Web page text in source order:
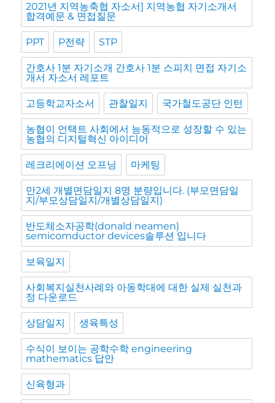
2021년 지역농축협 자소서] 지역농협 자기소개서
합격예문 & 면접질문
PPT P전략 STP
간호사 1분 자기소개 간호사 1분 스피치 면접 자기소
개서 자소서 레포트
고등학교자소서 관찰일지 국가철도공단 인턴
농협이 언택트 사회에서 능동적으로 성장할 수 있는
농협의 디지털혁신 아이디어
레크리에이션 오프닝 마케팅
만2세 개별면담일지 8명 분량입니다. (부모면담일
지/부모상담일지/개별상담일지)
반도체소자공학(donald neamen)
semicomductor devices솔루션 입니다
보육일지
사회복지실천사례와 아동학대에 대한 실제 실천과
정 다운로드
상담일지 생육특성
수식이 보이는 공학수학 engineering
mathematics 답안
신육형과